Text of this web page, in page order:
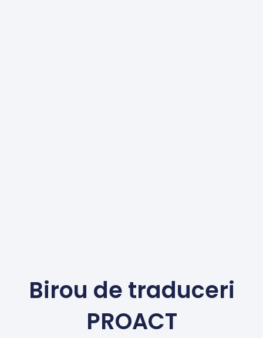
Birou de traduceri
PROACT